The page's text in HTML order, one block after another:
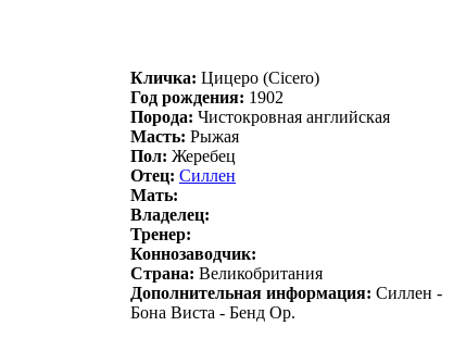
Кличка: Цицeрo (Cicero)
Год рождения: 1902
Порода: Чистокровная английская
Масть: Рыжая
Пол: Жеребец
Отец: Силлeн
Мать:
Владелец:
Тренер:
Коннозаводчик:
Страна: Великобритания
Дополнительная информация: Силлен -
Бона Виста - Бенд Ор.